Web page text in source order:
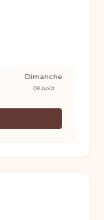
Dimanche
09 Août